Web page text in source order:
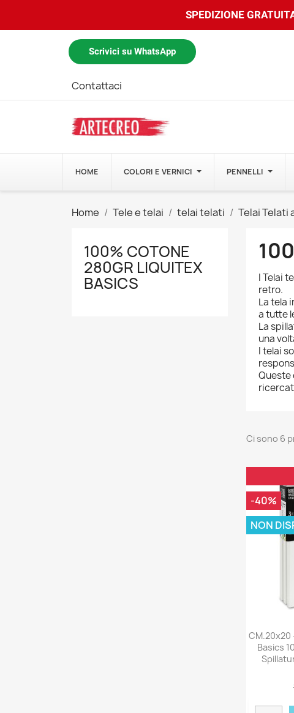
SPEDIZIONE
Scrivici su WhatsApp
Contattaci
HOME COLORI E VERNICI PENNELLI
Home Tele e telai telai telati Telai Telati
100% COTONE
280GR LIQUITEX
BASICS
I Telai
retro.
La tela
a tutte
La
una
I telai
Queste
Ci sono 6
CM.20x20
Basics
-40%
NON